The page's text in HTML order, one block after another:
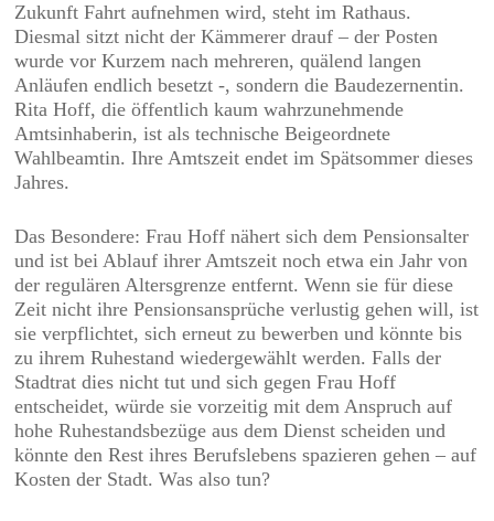
Zukunft Fahrt aufnehmen wird, steht im Rathaus.
Diesmal sitzt nicht der Kämmerer drauf – der Posten
wurde vor Kurzem nach mehreren, quälend langen
Anläufen endlich besetzt -, sondern die Baudezernentin.
Rita Hoff, die öffentlich kaum wahrzunehmende
Amtsinhaberin, ist als technische Beigeordnete
Wahlbeamtin. Ihre Amtszeit endet im Spätsommer dieses
Jahres.
Das Besondere: Frau Hoff nähert sich dem Pensionsalter
und ist bei Ablauf ihrer Amtszeit noch etwa ein Jahr von
der regulären Altersgrenze entfernt. Wenn sie für diese
Zeit nicht ihre Pensionsansprüche verlustig gehen will, ist
sie verpflichtet, sich erneut zu bewerben und könnte bis
zu ihrem Ruhestand wiedergewählt werden. Falls der
Stadtrat dies nicht tut und sich gegen Frau Hoff
entscheidet, würde sie vorzeitig mit dem Anspruch auf
hohe Ruhestandsbezüge aus dem Dienst scheiden und
könnte den Rest ihres Berufslebens spazieren gehen – auf
Kosten der Stadt. Was also tun?